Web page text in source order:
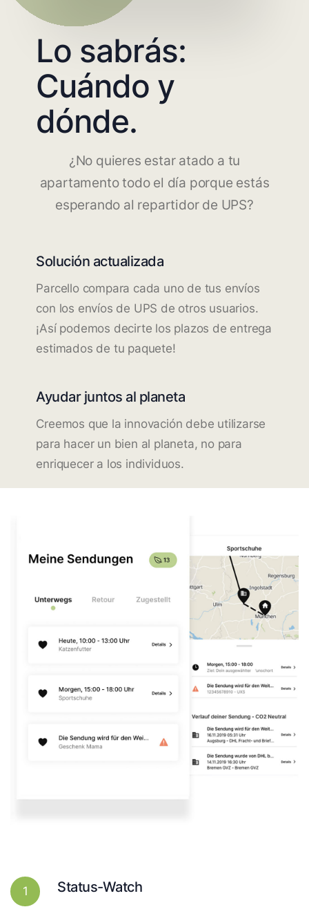
Lo sabrás:
Cuándo y
dónde.
¿No quieres estar atado a tu
apartamento todo el día porque estás
esperando al repartidor de UPS?
Solución actualizada
Parcello compara cada uno de tus envíos
con los envíos de UPS de otros usuarios.
¡Así podemos decirte los plazos de entrega
estimados de tu paquete!
Ayudar juntos al planeta
Creemos que la innovación debe utilizarse
para hacer un bien al planeta, no para
enriquecer a los individuos.
1 Status-Watch